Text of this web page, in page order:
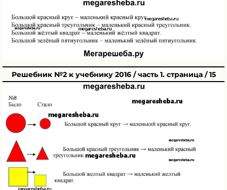
Решебник №2 к учебнику 2016 / часть 1. страница / 15